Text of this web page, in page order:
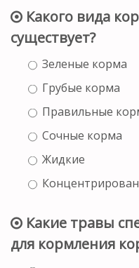
Какого вида
существует?
Зеленые корма
Грубые корма
Правильные
Сочные корма
Жидкие
Какие травы
для кормления